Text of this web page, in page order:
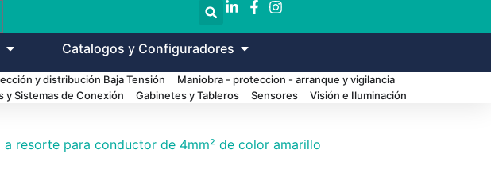
Catalogos y Configuradores
y distribución Baja Tensión
Maniobra - proteccion - arranque y vigilancia
y Sistemas de Conexión Gabinetes y Tableros Sensores Visión e Iluminación
resorte para conductor de 4mm² de color amarillo